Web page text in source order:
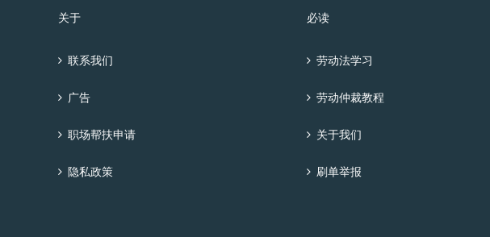
关于
联系我们
广告
职场帮扶申请
隐私政策
必读
劳动法学习
劳动仲裁教程
关于我们
刷单举报